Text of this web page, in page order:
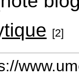
[2]